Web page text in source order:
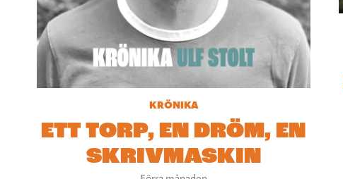
KRÖNIKA
ETT TORP, EN DRÖM, EN
SKRIVMASKIN